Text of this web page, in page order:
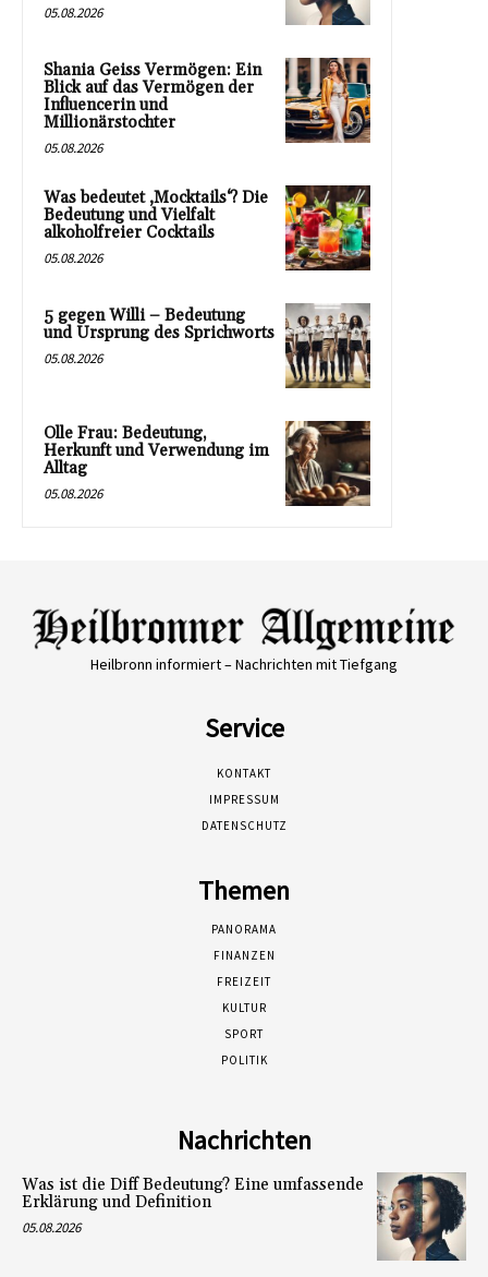
05.08.2026
Shania Geiss Vermögen: Ein
Blick auf das Vermögen der
Influencerin und
Millionärstochter
05.08.2026
Was bedeutet ‚Mocktails‘? Die
Bedeutung und Vielfalt
alkoholfreier Cocktails
05.08.2026
5 gegen Willi – Bedeutung
und Ursprung des Sprichworts
05.08.2026
Olle Frau: Bedeutung,
Herkunft und Verwendung im
Alltag
05.08.2026
Heilbronn informiert – Nachrichten mit Tiefgang
Service
KONTAKT
IMPRESSUM
DATENSCHUTZ
Themen
PANORAMA
FINANZEN
FREIZEIT
KULTUR
SPORT
POLITIK
Nachrichten
Was ist die Diff Bedeutung? Eine umfassende
Erklärung und Definition
05.08.2026